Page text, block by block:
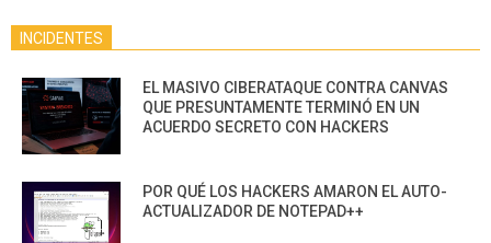
INCIDENTES
EL MASIVO CIBERATAQUE CONTRA CANVAS
QUE PRESUNTAMENTE TERMINÓ EN UN
ACUERDO SECRETO CON HACKERS
POR QUÉ LOS HACKERS AMARON EL AUTO-
ACTUALIZADOR DE NOTEPAD++